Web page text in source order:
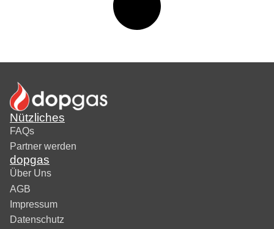
Nützliches
FAQs
Partner werden
dopgas
Über Uns
AGB
Impressum
Datenschutz